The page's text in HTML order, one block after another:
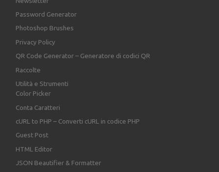
Password Generator
Photoshop Brushes
Privacy Policy
QR Code Generator – Generatore di codici QR
Raccolte
Utilità e Strumenti
Color Picker
Conta Caratteri
cURL to PHP – Converti cURL in codice PHP
Guest Post
HTML Editor
JSON Beautifier & Formatter